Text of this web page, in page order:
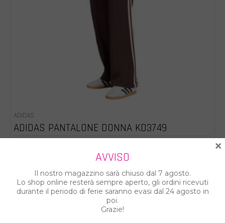
ADIDAS
ADIDAS PANTALONE DONNA KD3749
%
AVVISO
Il nostro magazzino sarà chiuso dal 7 agosto.
Lo shop online resterà sempre aperto, gli ordini ricevuti
durante il periodo di ferie saranno evasi dal 24 agosto in
poi.
Grazie!
×